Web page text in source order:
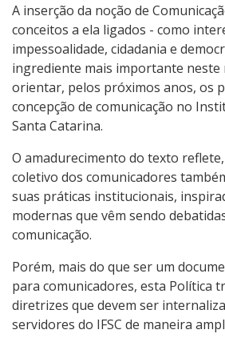
A inserção da noção de
conceitos a ela ligados - como
impessoalidade, cidadania e
ingrediente mais importante neste
orientar, pelos próximos anos, os
concepção de comunicação no
Santa Catarina.
O amadurecimento do texto
coletivo dos comunicadores
suas práticas institucionais,
modernas que vêm sendo
comunicação.
Porém, mais do que ser um
para comunicadores, esta Política
diretrizes que devem ser
servidores do IFSC de maneira